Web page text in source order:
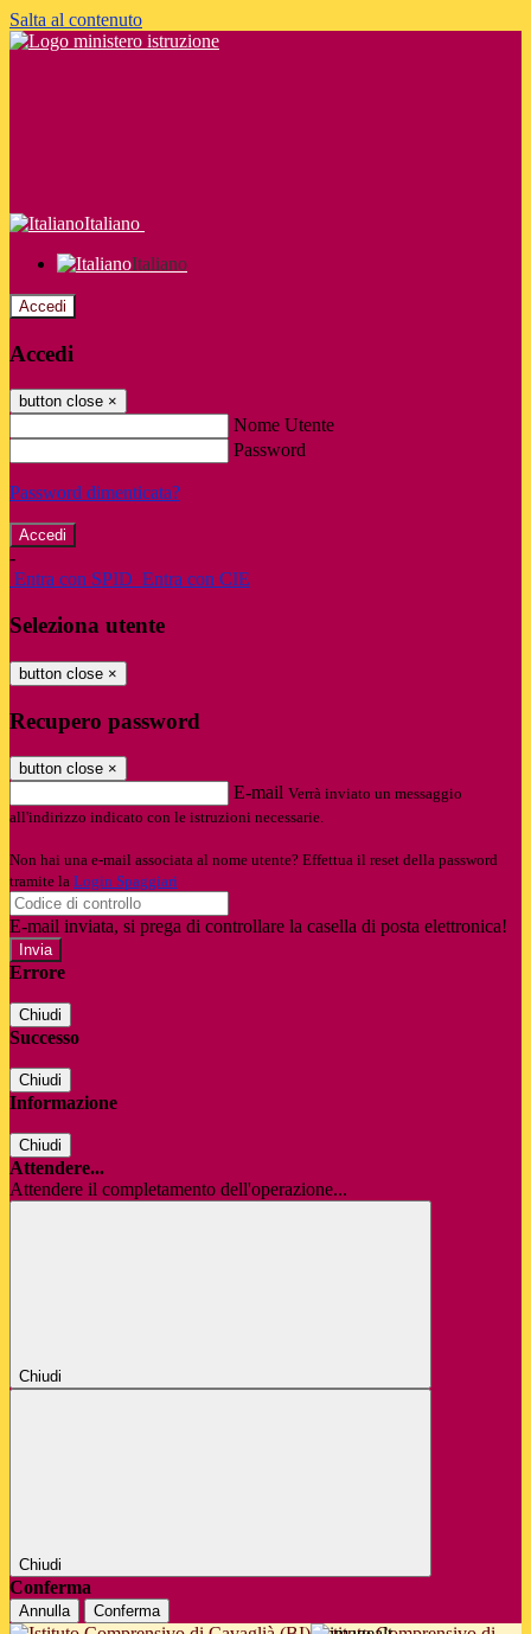
Salta al contenuto
Italiano
Italiano
Accedi
Accedi
button close ×
Nome Utente
Password
Password dimenticata?
-
Entra con SPID Entra con CIE
Seleziona utente
button close ×
Recupero password
button close ×
E-mail Verrà inviato un messaggio
all'indirizzo indicato con le istruzioni necessarie.
Non hai una e-mail associata al nome utente? Effettua il reset della password
tramite la Login Spaggiari
E-mail inviata, si prega di controllare la casella di posta elettronica!
Errore
Chiudi
Successo
Chiudi
Informazione
Chiudi
Attendere...
Attendere il completamento dell'operazione...
Chiudi
Chiudi
Conferma
Annulla Conferma